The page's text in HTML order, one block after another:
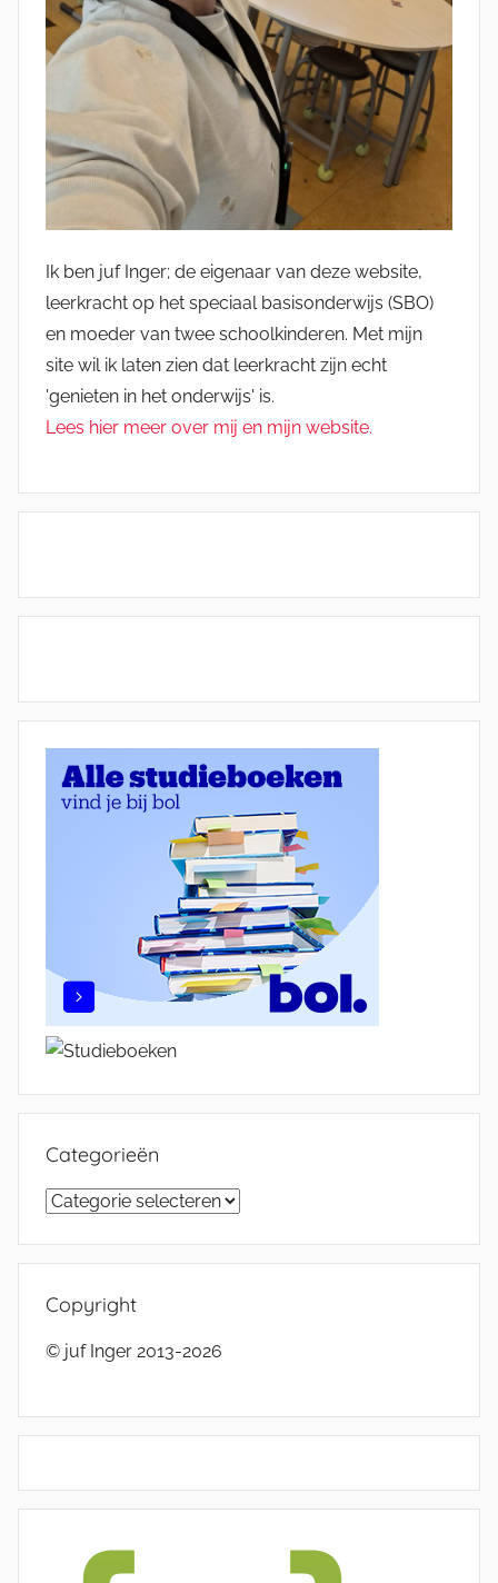
Ik ben juf Inger; de eigenaar van deze website,
leerkracht op het speciaal basisonderwijs (SBO)
en moeder van twee schoolkinderen. Met mijn
site wil ik laten zien dat leerkracht zijn echt
'genieten in het onderwijs' is.
Lees hier meer over mij en mijn website.
Categorieën
Categorieën
Copyright
© juf Inger 2013-2026